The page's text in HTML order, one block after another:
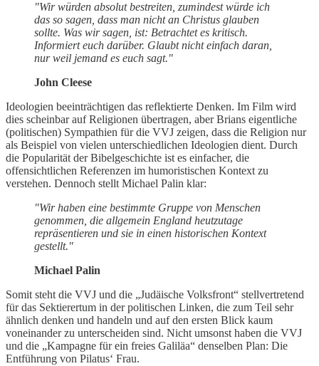
"Wir würden absolut bestreiten, zumindest würde ich
das so sagen, dass man nicht an Christus glauben
sollte. Was wir sagen, ist: Betrachtet es kritisch.
Informiert euch darüber. Glaubt nicht einfach daran,
nur weil jemand es euch sagt."
John Cleese
Ideologien beeinträchtigen das reflektierte Denken. Im Film wird
dies scheinbar auf Religionen übertragen, aber Brians eigentliche
(politischen) Sympathien für die VVJ zeigen, dass die Religion nur
als Beispiel von vielen unterschiedlichen Ideologien dient. Durch
die Popularität der Bibelgeschichte ist es einfacher, die
offensichtlichen Referenzen im humoristischen Kontext zu
verstehen. Dennoch stellt Michael Palin klar:
"Wir haben eine bestimmte Gruppe von Menschen
genommen, die allgemein England heutzutage
repräsentieren und sie in einen historischen Kontext
gestellt."
Michael Palin
Somit steht die VVJ und die „Judäische Volksfront“ stellvertretend
für das Sektierertum in der politischen Linken, die zum Teil sehr
ähnlich denken und handeln und auf den ersten Blick kaum
voneinander zu unterscheiden sind. Nicht umsonst haben die VVJ
und die „Kampagne für ein freies Galiläa“ denselben Plan: Die
Entführung von Pilatus‘ Frau.